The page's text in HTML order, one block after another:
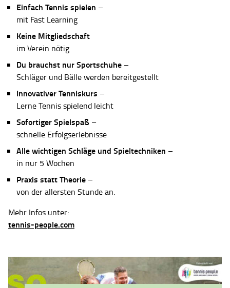
Einfach Tennis spielen –
mit Fast Learning
Keine Mitgliedschaft
im Verein nötig
Du brauchst nur Sportschuhe –
Schläger und Bälle werden bereitgestellt
Innovativer Tenniskurs –
Lerne Tennis spielend leicht
Sofortiger Spielspaß –
schnelle Erfolgserlebnisse
Alle wichtigen Schläge und Spieltechniken –
in nur 5 Wochen
Praxis statt Theorie –
von der allersten Stunde an.
Mehr Infos unter:
tennis-people.com